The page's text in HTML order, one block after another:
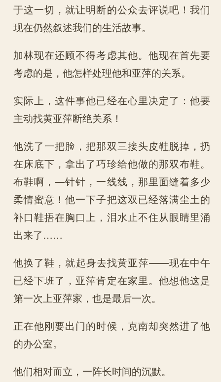
于这一切，就让明断的公众去评说吧！我们
现在仍然叙述我们的生活故事。
加林现在还顾不得考虑其他。他现在首先要
考虑的是，他怎样处理他和亚萍的关系。
实际上，这件事他已经在心里决定了：他要
主动找黄亚萍断绝关系！
他洗了一把脸，把那双三接头皮鞋脱掉，扔
在床底下，拿出了巧珍给他做的那双布鞋。
布鞋啊，—针针，一线线，那里面缝着多少
柔情蜜意！他一下子把这双已经落满尘土的
补口鞋捂在胸口上，泪水止不住从眼睛里涌
出来了……
他换了鞋，就起身去找黄亚萍——现在中午
已经下班了，亚萍肯定在家里。他想他这是
第一次上亚萍家，也是最后一次。
正在他刚要出门的时候，克南却突然进了他
的办公室。
他们相对而立，一阵长时间的沉默。